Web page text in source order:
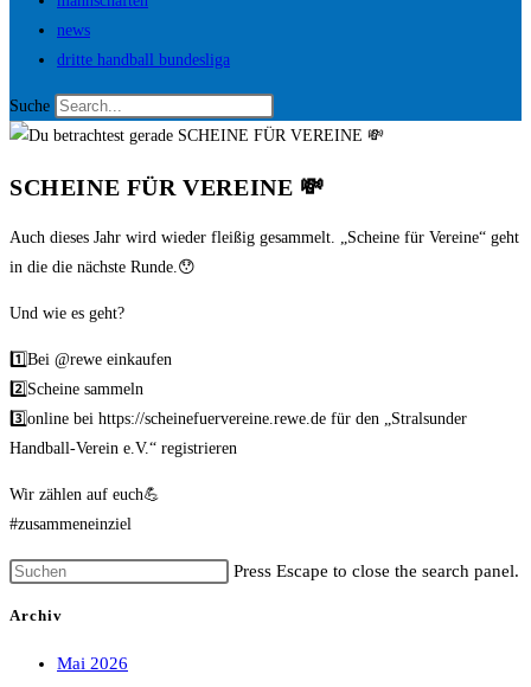
news
dritte handball bundesliga
Suche
SCHEINE FÜR VEREINE 💸
Auch dieses Jahr wird wieder fleißig gesammelt. „Scheine für Vereine“ geht
in die die nächste Runde.😯
Und wie es geht?
1️⃣Bei @rewe einkaufen
2️⃣Scheine sammeln
3️⃣online bei https://scheinefuervereine.rewe.de für den „Stralsunder
Handball-Verein e.V.“ registrieren
Wir zählen auf euch💪
#zusammeneinziel
Press Escape to close the search panel.
Archiv
Mai 2026